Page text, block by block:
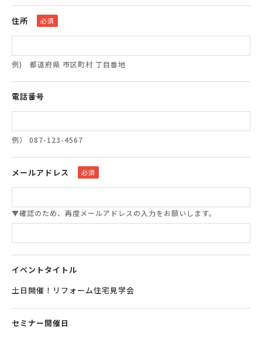
住所 必須
例) 都道府県 市区町村 丁目番地
電話番号
例） 087-123-4567
メールアドレス 必須
▼確認のため、再度メールアドレスの入力をお願いします。
イベントタイトル
土日開催！リフォーム住宅見学会
セミナー開催日